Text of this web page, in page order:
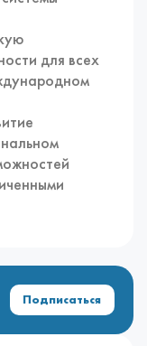
для всех
Подписаться